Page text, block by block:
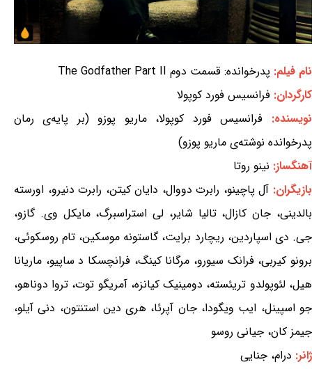
نام فیلم: پدرخوانده: قسمت دوم The Godfather Part II
کارگردان: فرانسیس فورد کوپولا
نویسنده: فرانسیس فورد کوپولا، ماریو پوزو (بر پایه‌ی رمان
پدرخوانده نوشته‌ی ماریو پوزو)
آهنگساز: نینو روتا
بازیگران: آل پاچینو، رابرت دووال، دایان کیتن، رابرت دنیرو، اورسته
بالدینی، جان کازال، تالیا شایر، لی استراسبرگ، مایکل وی. گازو،
جی. دی اسپاردین، ریچارد برایت، گاستونه موسکین، تام روسکوئی،
برونو کیربی، فرانک سیورو، مرگانا کینگ، فرانچسکا د ساپیو، ماریانا
هیل، لئوپولدو تریئسته، دومینیک کیانزه، آمریگو توت، تروا دوناهو،
جو اسپینل، ایب ویگودا، جان آپرئا، هری دین استنتون، دنی آیلو،
جیمز کان، جیانی روسو
ژانر: درام، جنایی